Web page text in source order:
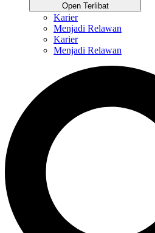
Open Terlibat
Karier
Menjadi Relawan
Karier
Menjadi Relawan